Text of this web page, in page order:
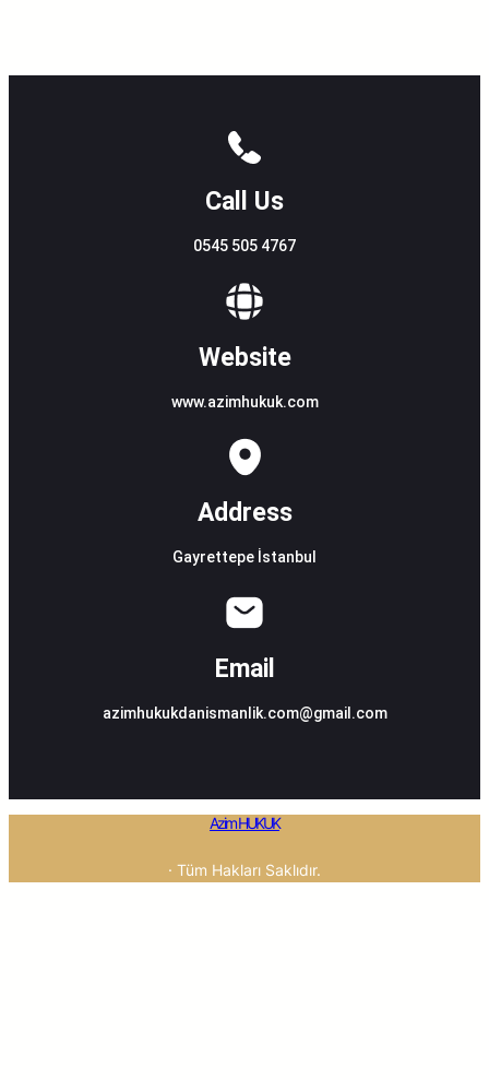
Call Us
0545 505 4767
Website
www.azimhukuk.com
Address
Gayrettepe İstanbul
Email
azimhukukdanismanlik.com@gmail.com
Azim HUKUK
· Tüm Hakları Saklıdır.